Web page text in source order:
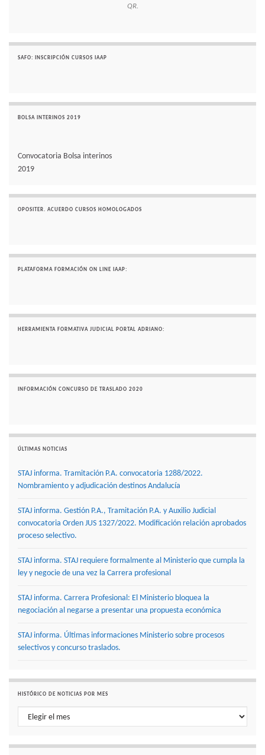
QR.
SAFO: INSCRIPCIÓN CURSOS IAAP
BOLSA INTERINOS 2019
Convocatoria Bolsa interinos
2019
OPOSITER. ACUERDO CURSOS HOMOLOGADOS
PLATAFORMA FORMACIÓN ON LINE IAAP:
HERRAMIENTA FORMATIVA JUDICIAL PORTAL ADRIANO:
INFORMACIÓN CONCURSO DE TRASLADO 2020
ÚLTIMAS NOTICIAS
STAJ informa. Tramitación P.A. convocatoria 1288/2022.
Nombramiento y adjudicación destinos Andalucía
STAJ informa. Gestión P.A., Tramitación P.A. y Auxilio Judicial
convocatoria Orden JUS 1327/2022. Modificación relación aprobados
proceso selectivo.
STAJ informa. STAJ requiere formalmente al Ministerio que cumpla la
ley y negocie de una vez la Carrera profesional
STAJ informa. Carrera Profesional: El Ministerio bloquea la
negociación al negarse a presentar una propuesta económica
STAJ informa. Últimas informaciones Ministerio sobre procesos
selectivos y concurso traslados.
HISTÓRICO DE NOTICIAS POR MES
Histórico de noticias por mes